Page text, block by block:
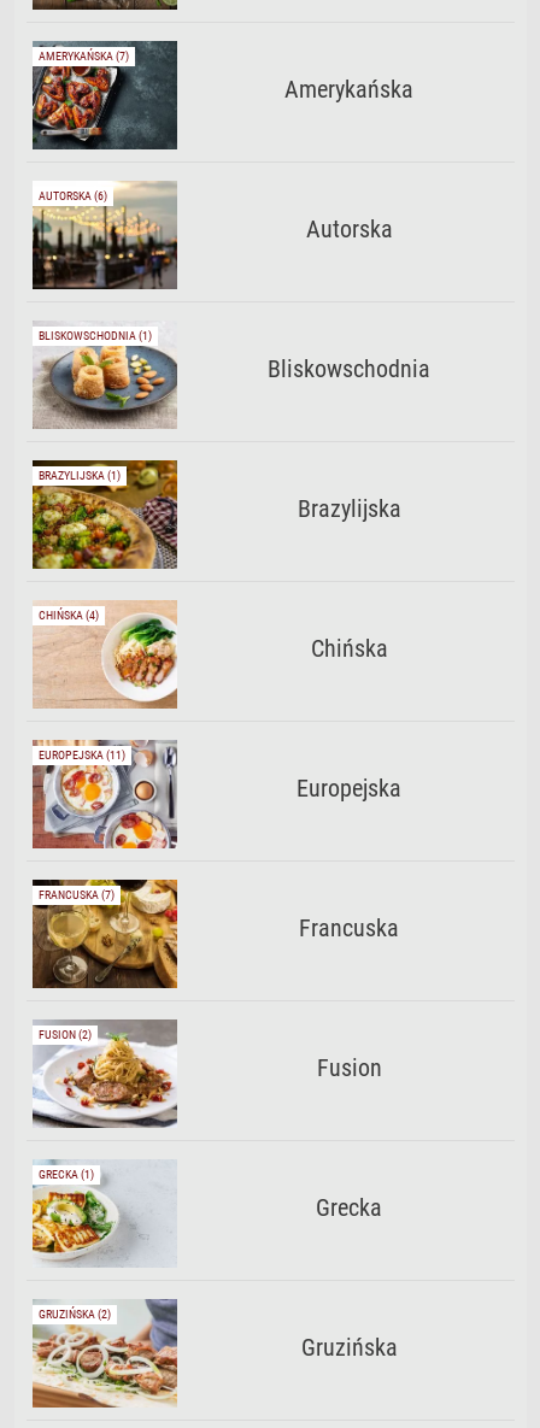
AMERYKAŃSKA (7)
Amerykańska
AUTORSKA (6)
Autorska
BLISKOWSCHODNIA (1)
Bliskowschodnia
BRAZYLIJSKA (1)
Brazylijska
CHIŃSKA (4)
Chińska
EUROPEJSKA (11)
Europejska
FRANCUSKA (7)
Francuska
FUSION (2)
Fusion
GRECKA (1)
Grecka
GRUZIŃSKA (2)
Gruzińska